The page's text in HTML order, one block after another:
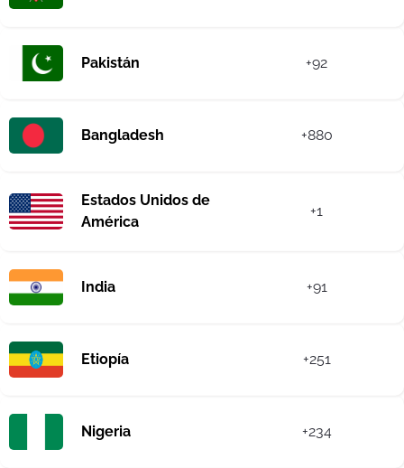
Pakistán +92
Bangladesh +880
Estados Unidos de
América
+1
India +91
Etiopía +251
Nigeria +234